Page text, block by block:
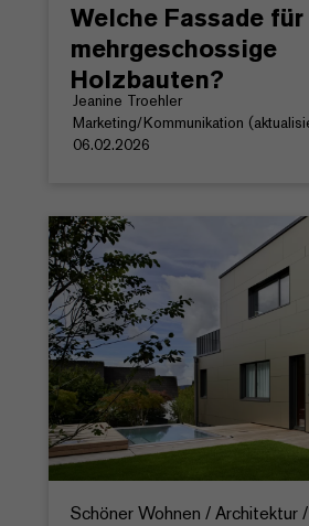
Welche Fassade für
mehrgeschossige
Holzbauten?
Jeanine Troehler
Marketing/Kommunikation
06.02.2026
Schöner Wohnen / Architektur